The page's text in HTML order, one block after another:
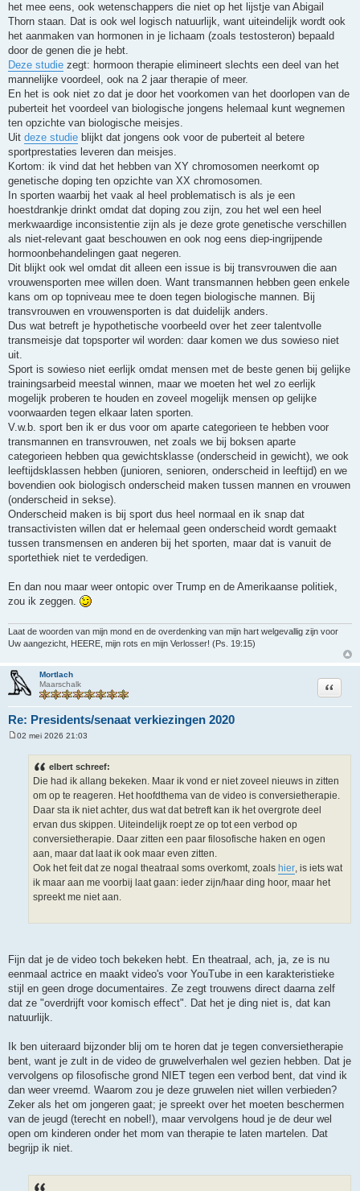
het mee eens, ook wetenschappers die niet op het lijstje van Abigail
Thorn staan. Dat is ook wel logisch natuurlijk, want uiteindelijk wordt ook
het aanmaken van hormonen in je lichaam (zoals testosteron) bepaald
door de genen die je hebt.
Deze studie zegt: hormoon therapie elimineert slechts een deel van het
mannelijke voordeel, ook na 2 jaar therapie of meer.
En het is ook niet zo dat je door het voorkomen van het doorlopen van de
puberteit het voordeel van biologische jongens helemaal kunt wegnemen
ten opzichte van biologische meisjes.
Uit deze studie blijkt dat jongens ook voor de puberteit al betere
sportprestaties leveren dan meisjes.
Kortom: ik vind dat het hebben van XY chromosomen neerkomt op
genetische doping ten opzichte van XX chromosomen.
In sporten waarbij het vaak al heel problematisch is als je een
hoestdrankje drinkt omdat dat doping zou zijn, zou het wel een heel
merkwaardige inconsistentie zijn als je deze grote genetische verschillen
als niet-relevant gaat beschouwen en ook nog eens diep-ingrijpende
hormoonbehandelingen gaat negeren.
Dit blijkt ook wel omdat dit alleen een issue is bij transvrouwen die aan
vrouwensporten mee willen doen. Want transmannen hebben geen enkele
kans om op topniveau mee te doen tegen biologische mannen. Bij
transvrouwen en vrouwensporten is dat duidelijk anders.
Dus wat betreft je hypothetische voorbeeld over het zeer talentvolle
transmeisje dat topsporter wil worden: daar komen we dus sowieso niet
uit.
Sport is sowieso niet eerlijk omdat mensen met de beste genen bij gelijke
trainingsarbeid meestal winnen, maar we moeten het wel zo eerlijk
mogelijk proberen te houden en zoveel mogelijk mensen op gelijke
voorwaarden tegen elkaar laten sporten.
V.w.b. sport ben ik er dus voor om aparte categorieen te hebben voor
transmannen en transvrouwen, net zoals we bij boksen aparte
categorieen hebben qua gewichtsklasse (onderscheid in gewicht), we ook
leeftijdsklassen hebben (junioren, senioren, onderscheid in leeftijd) en we
bovendien ook biologisch onderscheid maken tussen mannen en vrouwen
(onderscheid in sekse).
Onderscheid maken is bij sport dus heel normaal en ik snap dat
transactivisten willen dat er helemaal geen onderscheid wordt gemaakt
tussen transmensen en anderen bij het sporten, maar dat is vanuit de
sportethiek niet te verdedigen.
En dan nou maar weer ontopic over Trump en de Amerikaanse politiek,
zou ik zeggen.
Laat de woorden van mijn mond en de overdenking van mijn hart welgevallig zijn voor
Uw aangezicht, HEERE, mijn rots en mijn Verlosser! (Ps. 19:15)
Mortlach
Maarschalk
Re: Presidents/senaat verkiezingen 2020
Citeer
02 mei 2026 21:03
elbert schreef:
Die had ik allang bekeken. Maar ik vond er niet zoveel nieuws in zitten
om op te reageren. Het hoofdthema van de video is conversietherapie.
Daar sta ik niet achter, dus wat dat betreft kan ik het overgrote deel
ervan dus skippen. Uiteindelijk roept ze op tot een verbod op
conversietherapie. Daar zitten een paar filosofische haken en ogen
aan, maar dat laat ik ook maar even zitten.
Ook het feit dat ze nogal theatraal soms overkomt, zoals hier , is iets wat
ik maar aan me voorbij laat gaan: ieder zijn/haar ding hoor, maar het
spreekt me niet aan.
Fijn dat je de video toch bekeken hebt. En theatraal, ach, ja, ze is nu
eenmaal actrice en maakt video's voor YouTube in een karakteristieke
stijl en geen droge documentaires. Ze zegt trouwens direct daarna zelf
dat ze "overdrijft voor komisch effect". Dat het je ding niet is, dat kan
natuurlijk.
Ik ben uiteraard bijzonder blij om te horen dat je tegen conversietherapie
bent, want je zult in de video de gruwelverhalen wel gezien hebben. Dat je
vervolgens op filosofische grond NIET tegen een verbod bent, dat vind ik
dan weer vreemd. Waarom zou je deze gruwelen niet willen verbieden?
Zeker als het om jongeren gaat; je spreekt over het moeten beschermen
van de jeugd (terecht en nobel!), maar vervolgens houd je de deur wel
open om kinderen onder het mom van therapie te laten martelen. Dat
begrijp ik niet.